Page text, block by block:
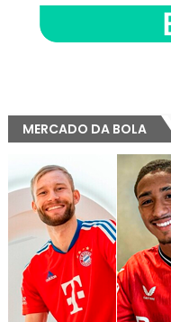
MERCADO DA BOLA